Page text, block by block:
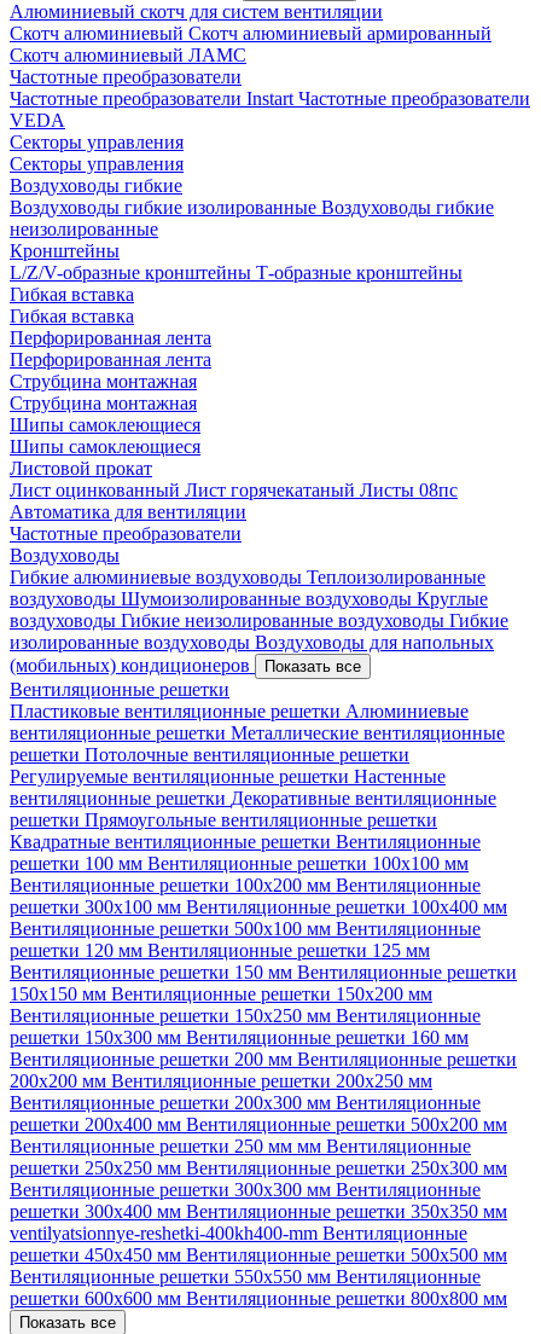
Алюминиевый скотч для систем вентиляции
Скотч алюминиевый Скотч алюминиевый армированный
Скотч алюминиевый ЛАМС
Частотные преобразователи
Частотные преобразователи Instart Частотные преобразователи
VEDA
Секторы управления
Секторы управления
Воздуховоды гибкие
Воздуховоды гибкие изолированные Воздуховоды гибкие
неизолированные
Кронштейны
L/Z/V-образные кронштейны Т-образные кронштейны
Гибкая вставка
Гибкая вставка
Перфорированная лента
Перфорированная лента
Струбцина монтажная
Струбцина монтажная
Шипы самоклеющиеся
Шипы самоклеющиеся
Листовой прокат
Лист оцинкованный Лист горячекатаный Листы 08пс
Автоматика для вентиляции
Частотные преобразователи
Воздуховоды
Гибкие алюминиевые воздуховоды Теплоизолированные
воздуховоды Шумоизолированные воздуховоды Круглые
воздуховоды Гибкие неизолированные воздуховоды Гибкие
изолированные воздуховоды Воздуховоды для напольных
(мобильных) кондиционеров
Показать все
Вентиляционные решетки
Пластиковые вентиляционные решетки Алюминиевые
вентиляционные решетки Металлические вентиляционные
решетки Потолочные вентиляционные решетки
Регулируемые вентиляционные решетки Настенные
вентиляционные решетки Декоративные вентиляционные
решетки Прямоугольные вентиляционные решетки
Квадратные вентиляционные решетки Вентиляционные
решетки 100 мм Вентиляционные решетки 100х100 мм
Вентиляционные решетки 100х200 мм Вентиляционные
решетки 300х100 мм Вентиляционные решетки 100х400 мм
Вентиляционные решетки 500х100 мм Вентиляционные
решетки 120 мм Вентиляционные решетки 125 мм
Вентиляционные решетки 150 мм Вентиляционные решетки
150х150 мм Вентиляционные решетки 150х200 мм
Вентиляционные решетки 150х250 мм Вентиляционные
решетки 150х300 мм Вентиляционные решетки 160 мм
Вентиляционные решетки 200 мм Вентиляционные решетки
200х200 мм Вентиляционные решетки 200х250 мм
Вентиляционные решетки 200х300 мм Вентиляционные
решетки 200х400 мм Вентиляционные решетки 500х200 мм
Вентиляционные решетки 250 мм мм Вентиляционные
решетки 250х250 мм Вентиляционные решетки 250х300 мм
Вентиляционные решетки 300х300 мм Вентиляционные
решетки 300х400 мм Вентиляционные решетки 350х350 мм
ventilyatsionnye-reshetki-400kh400-mm Вентиляционные
решетки 450х450 мм Вентиляционные решетки 500х500 мм
Вентиляционные решетки 550х550 мм Вентиляционные
решетки 600х600 мм Вентиляционные решетки 800х800 мм
Показать все